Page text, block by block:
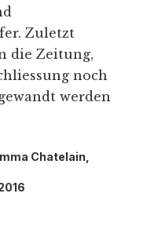
Zuletzt
die Zeitung,
noch
werden
Chatelain,